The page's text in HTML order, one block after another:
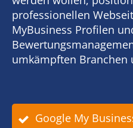
professionellen
MyBusiness Profilen
umkämpften Branchen
Google My